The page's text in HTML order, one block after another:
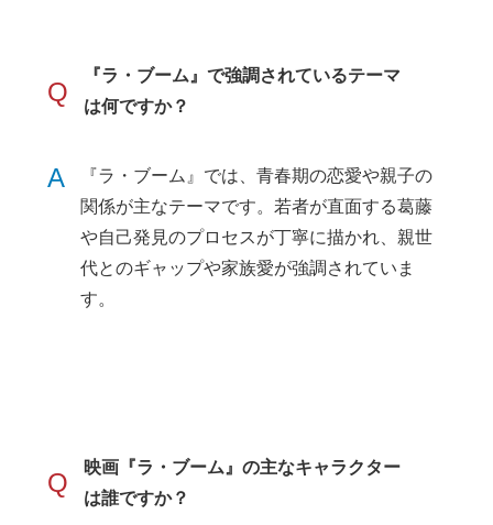
Q
『ラ・ブーム』で強調されているテーマ
は何ですか？
A
『ラ・ブーム』では、青春期の恋愛や親子の
関係が主なテーマです。若者が直面する葛藤
や自己発見のプロセスが丁寧に描かれ、親世
代とのギャップや家族愛が強調されていま
す。
Q
映画『ラ・ブーム』の主なキャラクター
は誰ですか？